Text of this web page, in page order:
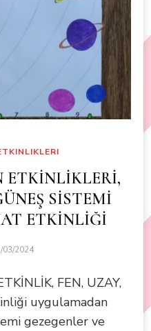
ETKİNLİKLERİ,
SİSTEMİ
ETKİNLİĞİ
03/2024
FEN, UZAY,
uygulamadan
gezegenler ve